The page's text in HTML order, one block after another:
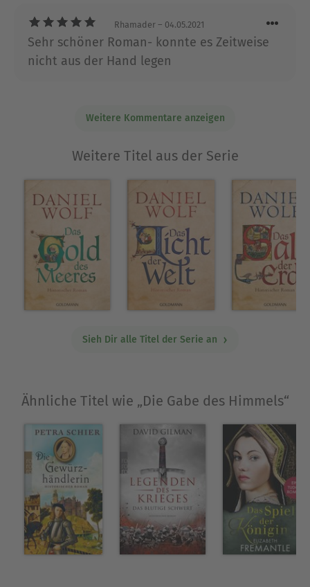
Rhamader – 04.05.2021
Sehr schöner Roman- konnte es Zeitweise
nicht aus der Hand legen
Weitere Kommentare anzeigen
Weitere Titel aus der Serie
Sieh Dir alle Titel der Serie an
Ähnliche Titel wie „Die Gabe des Himmels“